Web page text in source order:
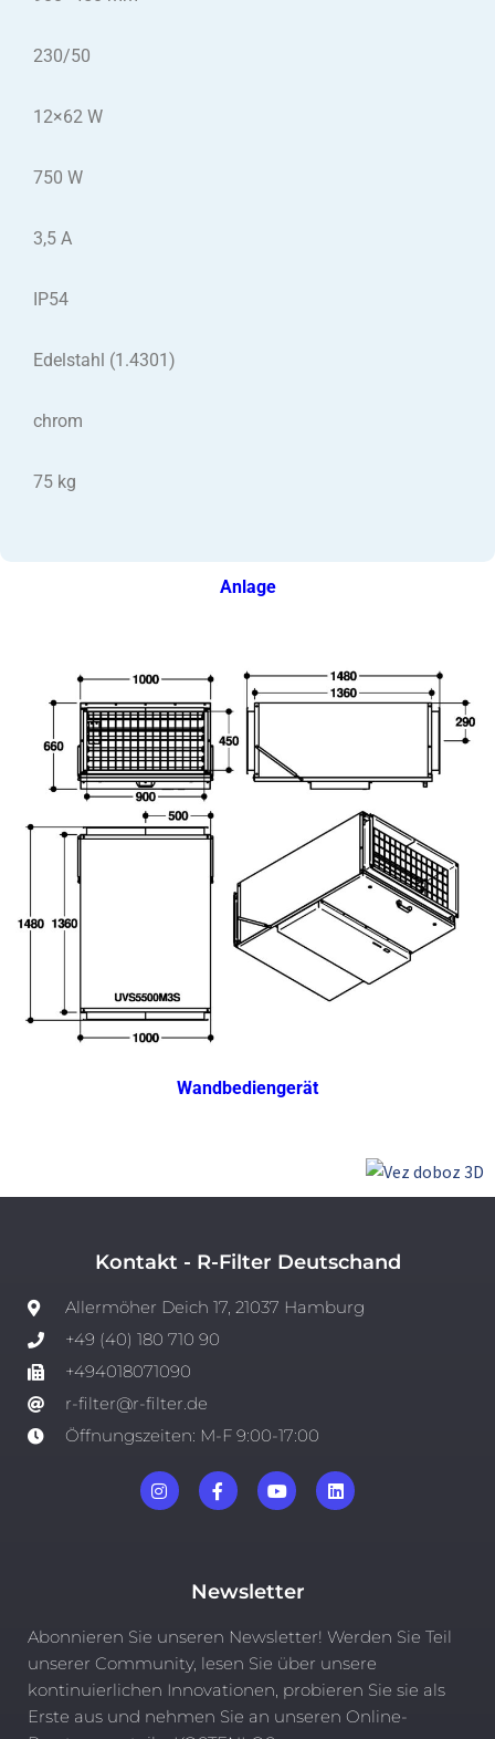
230/50
12×62 W
750 W
3,5 A
IP54
Edelstahl (1.4301)
chrom
75 kg
Anlage
Wandbediengerät
Kontakt - R-Filter Deutschand
Allermöher Deich 17, 21037 Hamburg
+49 (40) 180 710 90
+494018071090
r-filter@r-filter.de
Öffnungszeiten: M-F 9:00-17:00
Newsletter
Abonnieren Sie unseren Newsletter! Werden Sie Teil
unserer Community, lesen Sie über unsere
kontinuierlichen Innovationen, probieren Sie sie als
Erste aus und nehmen Sie an unseren Online-